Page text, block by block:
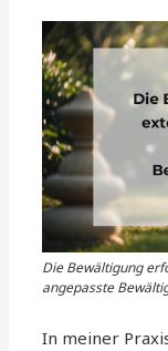
Die Bewältigung
angepasste
In meiner